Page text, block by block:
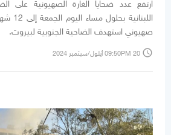
ارتفع عدد ضحايا الغارة الصهيونية على
صهيوني استهدف الضاحية الجنوبية لبيروت.
access_time 09:50PM 20 أيلول/سبتمبر 2024